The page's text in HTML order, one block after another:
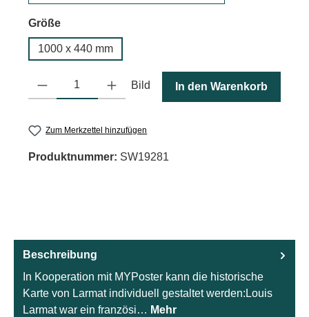
Größeauswählen
1000 x 440 mm
Produkt Anzahl: Gib den gewünschten Wert ein oder benutze
Bild In den Warenkorb
Zum Merkzettel hinzufügen
Produktnummer: SW19281
Beschreibung
In Kooperation mit MYPoster kann die historische
Karte von Larmat individuell gestaltet werden:Louis
Larmat war ein französi… Mehr